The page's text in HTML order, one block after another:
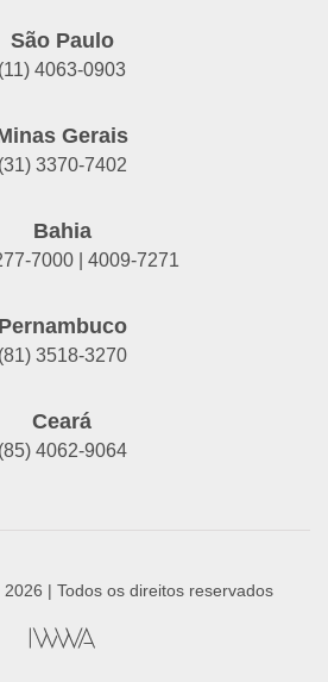
São Paulo
(11) 4063-0903
Gerais
(31) 3370-7402
Bahia
7000 | 4009-7271
Pernambuco
(81) 3518-3270
Ceará
(85) 4062-9064
| Todos os direitos reservados